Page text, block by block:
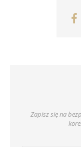
Zapisz się na